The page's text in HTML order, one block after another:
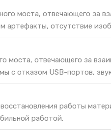
моста, отвечающего за
артефакты, отсутствие
моста, отвечающего за
с отказом USB-портов,
работы
работой.